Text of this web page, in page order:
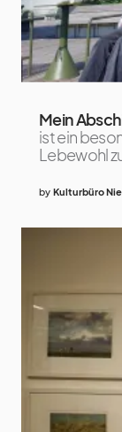
Mein
ist ein
Lebewohl
by Kulturbüro